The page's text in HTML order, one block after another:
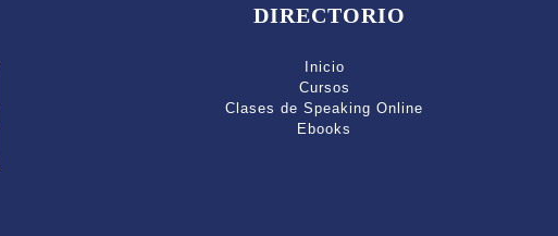
DIRECTORIO
Inicio
Cursos
Clases de Speaking Online
Ebooks